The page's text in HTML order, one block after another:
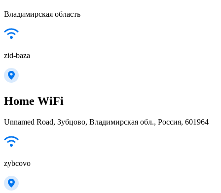
Владимирская область
zid-baza
Home WiFi
Unnamed Road, Зубцово, Владимирская обл., Россия, 601964
zybcovo